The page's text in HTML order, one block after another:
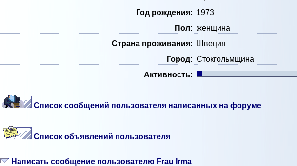
Год рождения: 1973
Пол: женщина
Страна проживания:
Швеция
Город: Стокгольмщина
Активность:
Список сообщений пользователя написанных на форуме
Список объявлений пользователя
Написать сообщение пользователю Frau Irma